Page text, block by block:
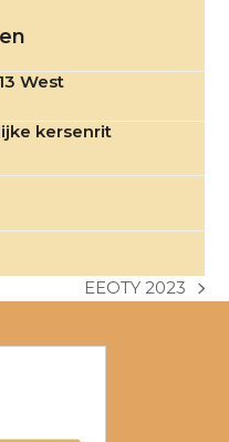
West
kersenrit
next
EEOTY 2023